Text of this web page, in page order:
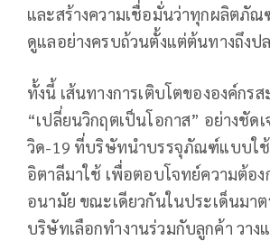
และสร้างความเชื่อมั่นว่าทุกผลิตภัณ
ดูแลอย่างครบถ้วนตั้งแต่ต้นทางถึงป
ทั้งนี้ เส้นทางการเติบโตขององค์กร
“เปลี่ยนวิกฤตเป็นโอกาส” อย่างชัด
วิด-19 ที่บริษัทนำบรรจุภัณฑ์แบบใช้
อิตาลีมาใช้ เพื่อตอบโจทย์ความต้อง
อนามัย ขณะเดียวกันในประเด็นมา
บริษัทเลือกทำงานร่วมกับลูกค้า วาง